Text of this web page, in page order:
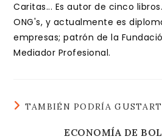
Caritas... Es autor de cinco
ONG's, y actualmente es
empresas; patrón de la
Mediador Profesional.
TAMBIÉN PODRÍA
ECONOMÍA DE